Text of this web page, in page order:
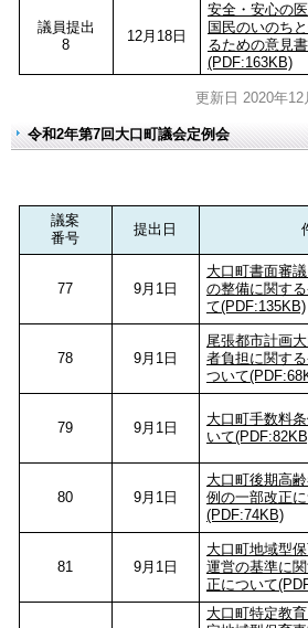
議員提出
8
12月18日
安全・安心の
国民のいのち
るための意見
(PDF:163KB)
更新日 2020年12
令和2年第7回大口町議会定例会
議案
番号
提出日
77 9月1日
大口町書面審
の整備に関す
て(PDF:135KB)
78 9月1日
尾張都市計画
者負担に関す
ついて
79 9月1日
大口町手数料
いて
80 9月1日
大口町後期高
例の一部改正
(PDF:74KB)
81 9月1日
大口町地域型
運営の基準に
正について
大口町特定教